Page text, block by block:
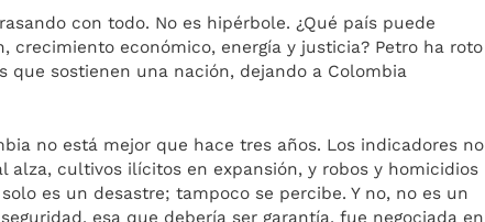
con todo. No es hipérbole. ¿Qué país puede
crecimiento económico, energía y justicia? Petro ha roto
sostienen una nación, dejando a Colombia
no está mejor que hace tres años. Los indicadores no
alza, cultivos ilícitos en expansión, y robos y homicidios
es un desastre; tampoco se percibe. Y no, no es un
esa que debería ser garantía, fue negociada en